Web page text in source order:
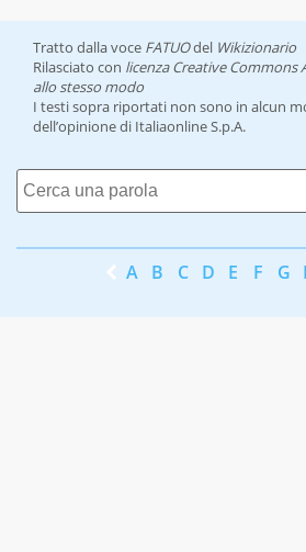
Tratto dalla voce FATUOdel Wikizionario
Rilasciato con licenza Creative
allo stesso modo
I testi sopra riportati non sono in alcun
dell’opinione di Italiaonline S.p.A.
A B C D E F G